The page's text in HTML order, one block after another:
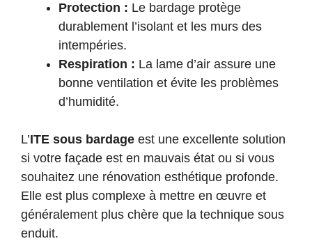
Protection : Le bardage protège
durablement l’isolant et les murs des
intempéries.
Respiration : La lame d’air assure une
bonne ventilation et évite les problèmes
d’humidité.
L’ITE sous bardage est une excellente solution
si votre façade est en mauvais état ou si vous
souhaitez une rénovation esthétique profonde.
Elle est plus complexe à mettre en œuvre et
généralement plus chère que la technique sous
enduit.